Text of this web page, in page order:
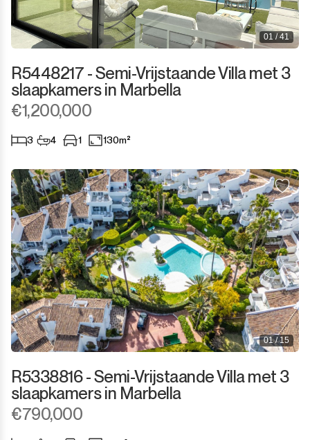
01 / 41
R5448217 - Semi-Vrijstaande Villa met 3
slaapkamers in Marbella
€1,200,000
3 4 1 130m²
01 / 15
R5338816 - Semi-Vrijstaande Villa met 3
slaapkamers in Marbella
€790,000